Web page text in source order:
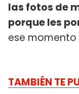
las fotos de
porque les
ese momento
TAMBIÉN TE